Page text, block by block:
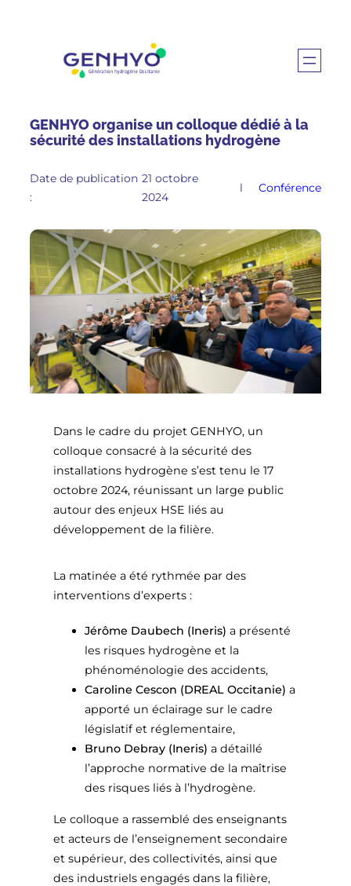
GENHYO organise un colloque dédié à la
sécurité des installations hydrogène
Date de publication
:
21 octobre
2024
l Conférence
Dans le cadre du projet GENHYO, un
colloque consacré à la sécurité des
installations hydrogène s’est tenu le 17
octobre 2024, réunissant un large public
autour des enjeux HSE liés au
développement de la filière.
La matinée a été rythmée par des
interventions d’experts :
Jérôme Daubech (Ineris) a présenté
les risques hydrogène et la
phénoménologie des accidents,
Caroline Cescon (DREAL Occitanie) a
apporté un éclairage sur le cadre
législatif et réglementaire,
Bruno Debray (Ineris) a détaillé
l’approche normative de la maîtrise
des risques liés à l’hydrogène.
Le colloque a rassemblé des enseignants
et acteurs de l’enseignement secondaire
et supérieur, des collectivités, ainsi que
des industriels engagés dans la filière,